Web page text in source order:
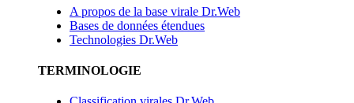
A propos de la base virale Dr.Web
Bases de données étendues
Technologies Dr.Web
TERMINOLOGIE